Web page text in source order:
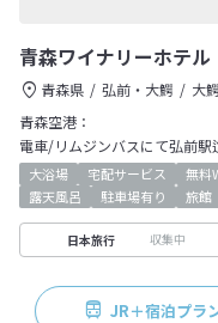
青森ワイナリーホテル
青森県 弘前・大鰐
大鰐
青森空港：
電車/リムジンバスにて弘前駅
大浴場 宅配サービス 無料
露天風呂
駐車場有り 旅館
日本旅行 収集中
JR＋宿泊プラ